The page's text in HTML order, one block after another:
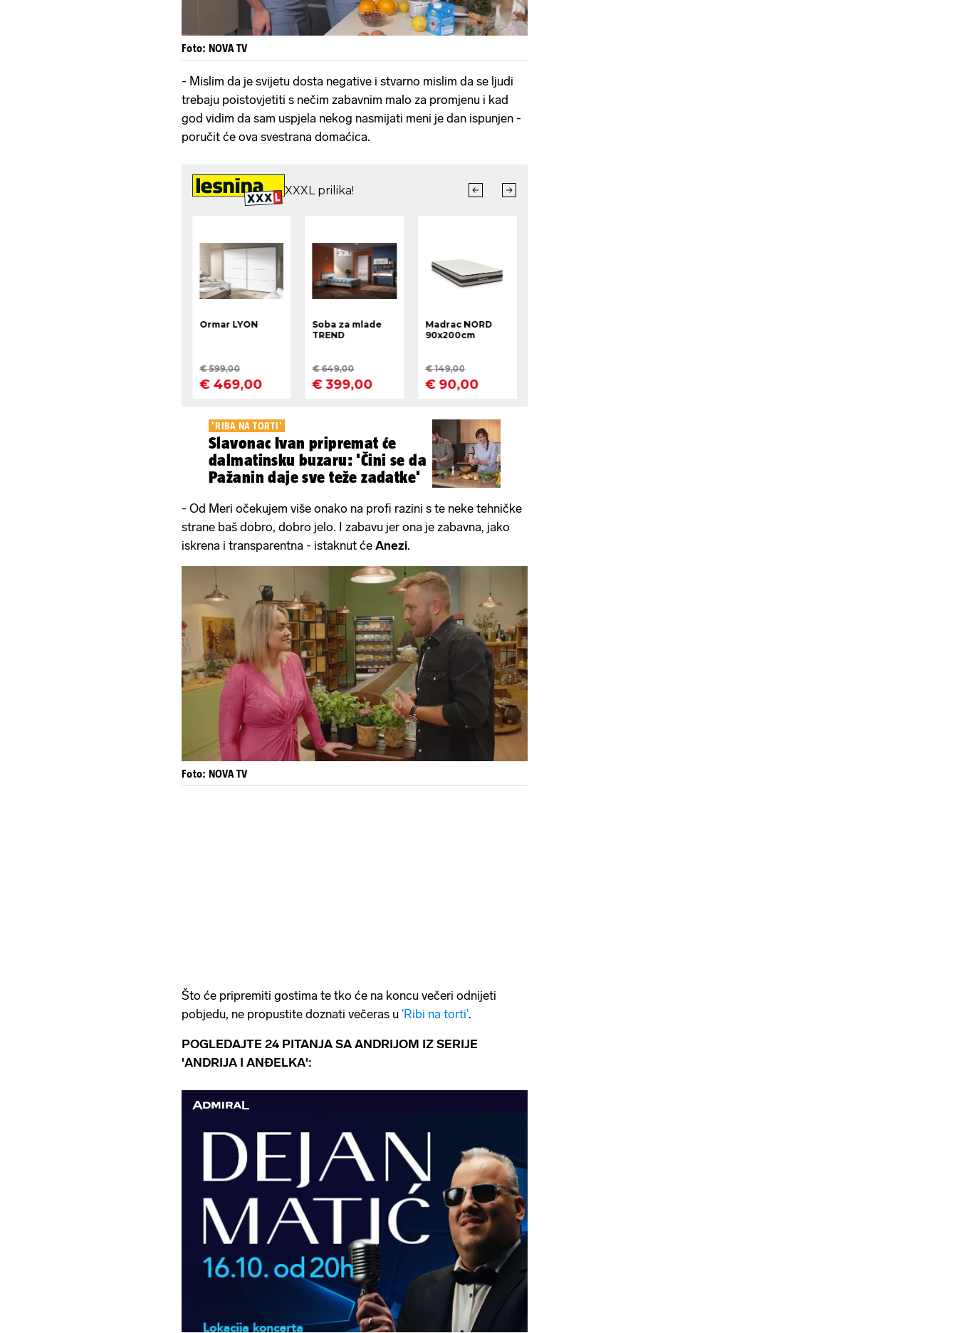
Foto: NOVA TV
- Mislim da je svijetu dosta negative i stvarno mislim da se ljudi
trebaju poistovjetiti s nečim zabavnim malo za promjenu i kad
god vidim da sam uspjela nekog nasmijati meni je dan ispunjen -
poručit će ova svestrana domaćica.
'RIBA NA TORTI'
Slavonac Ivan pripremat će
dalmatinsku buzaru: 'Čini se da
Pažanin daje sve teže zadatke'
- Od Meri očekujem više onako na profi razini s te neke tehničke
strane baš dobro, dobro jelo. I zabavu jer ona je zabavna, jako
iskrena i transparentna - istaknut će Anezi.
Foto: NOVA TV
Što će pripremiti gostima te tko će na koncu večeri odnijeti
pobjedu, ne propustite doznati večeras u 'Ribi na torti'.
POGLEDAJTE 24 PITANJA SA ANDRIJOM IZ SERIJE
'ANDRIJA I ANĐELKA':